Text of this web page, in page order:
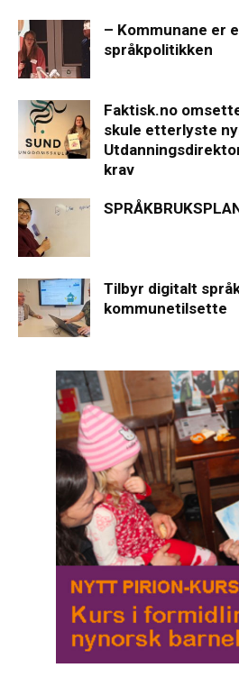
– Kommunane er
språkpolitikken
Faktisk.no
skule etterlyste
krav
Tilbyr digitalt
kommunetilsette